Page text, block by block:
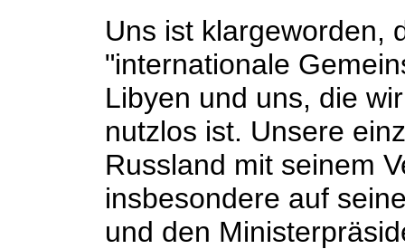
Uns ist klargeworden,
"internationale
Libyen und uns, die
nutzlos ist. Unsere
Russland mit seinem
insbesondere auf
und den